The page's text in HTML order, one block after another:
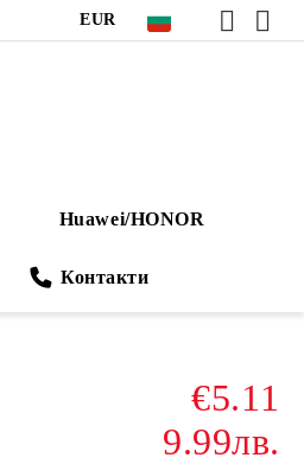
EUR
Huawei/HONOR
Контакти
€5.11
9.99лв.